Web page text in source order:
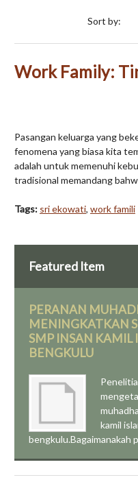
Sort by:
Work Family:
Pasangan keluarga yang
fenomena yang biasa kita
adalah untuk memenuhi
tradisional memandang
Tags: sri ekowati, work famili
Featured Item
PERANAN
MENINGKATKAN
SMP INSAN KAMIL
BENGKULU
kamil
bengkulu.Bagaimanakah